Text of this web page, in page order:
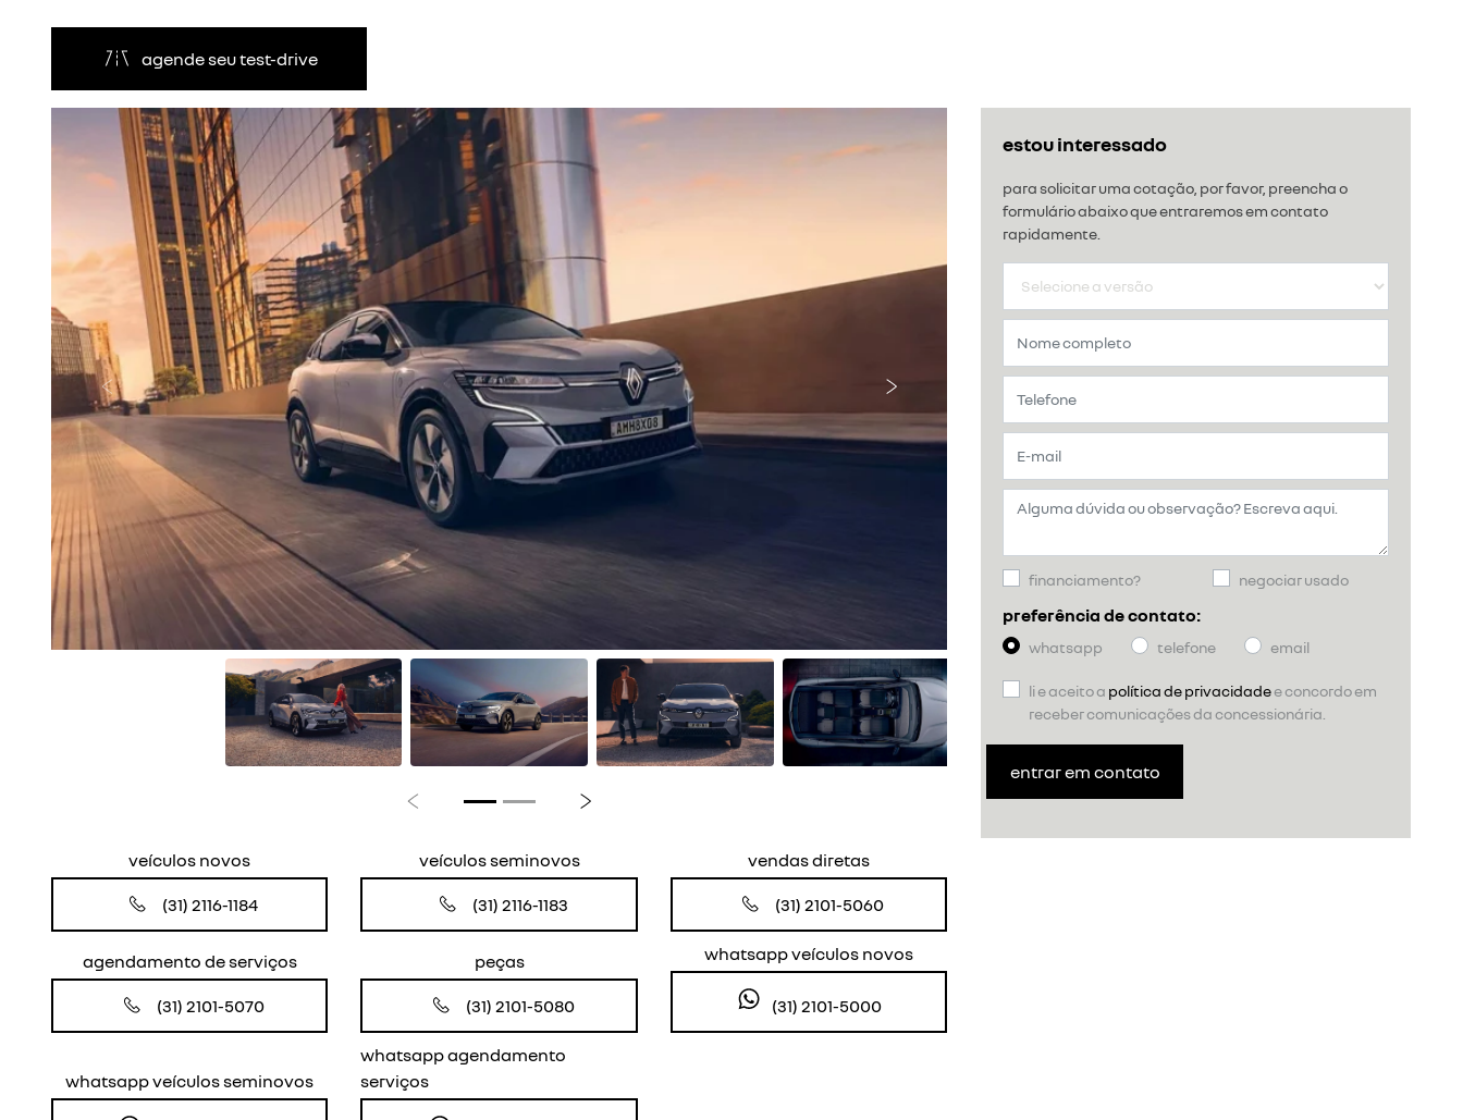
agende seu test-drive
estou interessado
para solicitar uma cotação, por favor, preencha o
formulário abaixo que entraremos em contato
rapidamente.
financiamento? negociar usado
preferência de contato:
whatsapp telefone email
li e aceito a política de privacidadee concordo em
receber comunicações da concessionária.
entrar em contato
Anterior Próximo
Anterior Próximo
veículos novos
(31) 2116-1184
veículos seminovos
(31) 2116-1183
vendas diretas
(31) 2101-5060
agendamento de serviços
(31) 2101-5070
peças
(31) 2101-5080
whatsapp veículos novos
(31) 2101-5000
whatsapp veículos seminovos
whatsapp agendamento
serviços